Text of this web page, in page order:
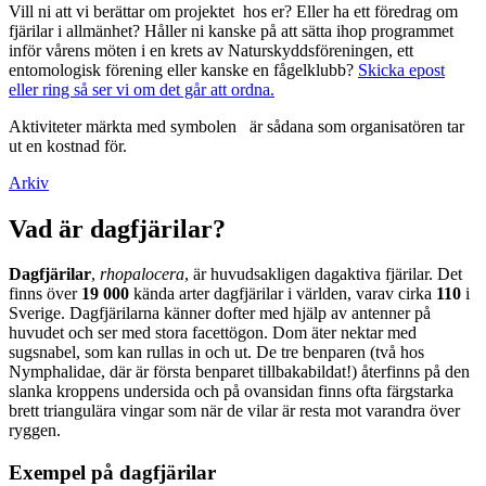
Vill ni att vi berättar om projektet hos er? Eller ha ett föredrag om
fjärilar i allmänhet? Håller ni kanske på att sätta ihop programmet
inför vårens möten i en krets av Naturskyddsföreningen, ett
entomologisk förening eller kanske en fågelklubb? Skicka epost
eller ring så ser vi om det går att ordna.
Aktiviteter märkta med symbolen
är sådana som organisatören tar
ut en kostnad för.
Arkiv
Vad är dagfjärilar?
Dagfjärilar, rhopalocera, är huvudsakligen dagaktiva fjärilar. Det
finns över 19 000 kända arter dagfjärilar i världen, varav cirka 110 i
Sverige. Dagfjärilarna känner dofter med hjälp av antenner på
huvudet och ser med stora facettögon. Dom äter nektar med
sugsnabel, som kan rullas in och ut. De tre benparen (två hos
Nymphalidae, där är första benparet tillbakabildat!) återfinns på den
slanka kroppens undersida och på ovansidan finns ofta färgstarka
brett triangulära vingar som när de vilar är resta mot varandra över
ryggen.
Exempel på dagfjärilar